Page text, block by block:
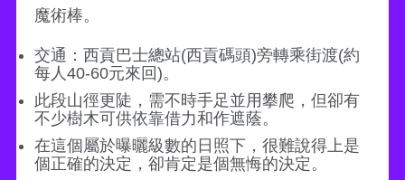
魔術棒。
交通：西貢巴士總站(西貢碼頭)旁轉乘街渡(約
每人40-60元來回)。
此段山徑更陡，需不時手足並用攀爬，但卻有
不少樹木可供依靠借力和作遮蔭。
在這個屬於曝曬級數的日照下，很難說得上是
個正確的決定，卻肯定是個無悔的決定。